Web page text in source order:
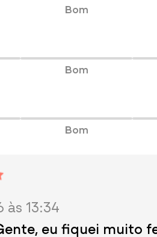
Bom
Bom
Bom
13:34
eu fiquei muito